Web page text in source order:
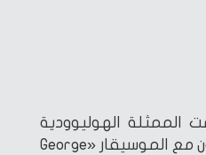
الممثلة الهوليوودية
«Hedy Lamarr» بالتعاون مع الموسيقار «George